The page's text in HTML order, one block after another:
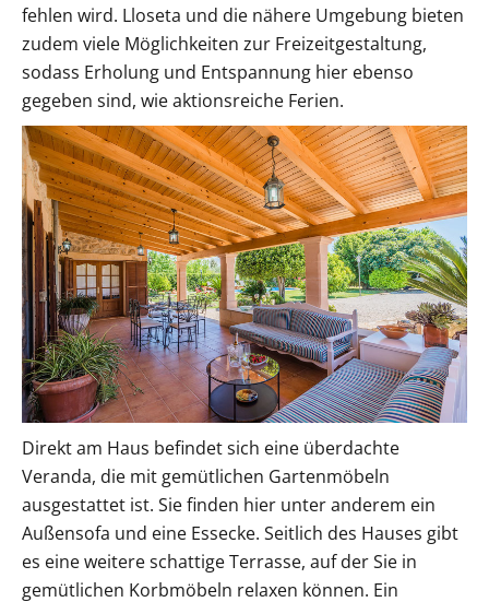
fehlen wird. Lloseta und die nähere Umgebung bieten
zudem viele Möglichkeiten zur Freizeitgestaltung,
sodass Erholung und Entspannung hier ebenso
gegeben sind, wie aktionsreiche Ferien.
Direkt am Haus befindet sich eine überdachte
Veranda, die mit gemütlichen Gartenmöbeln
ausgestattet ist. Sie finden hier unter anderem ein
Außensofa und eine Essecke. Seitlich des Hauses gibt
es eine weitere schattige Terrasse, auf der Sie in
gemütlichen Korbmöbeln relaxen können. Ein